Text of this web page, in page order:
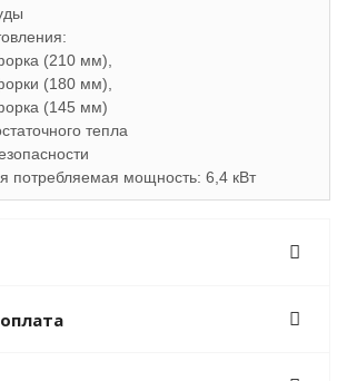
(210 мм),
(180 мм),
(145 мм)
тепла
потребляемая мощность: 6,4 кВт